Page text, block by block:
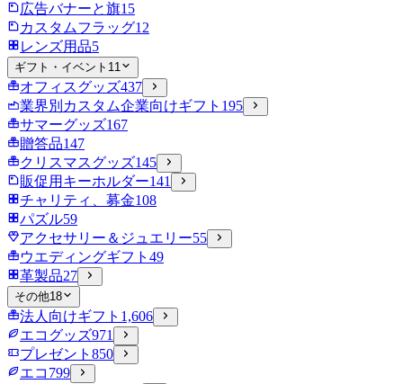
広告バナーと旗15
カスタムフラッグ12
レンズ用品5
ギフト・イベント 11
オフィスグッズ437
業界別カスタム企業向けギフト 195
サマーグッズ167
贈答品147
クリスマスグッズ145
販促用キーホルダー141
チャリティ、募金108
パズル59
アクセサリー＆ジュエリー55
ウエディングギフト 49
革製品27
その他18
法人向けギフト 1,606
エコグッズ971
プレゼント 850
エコ 799